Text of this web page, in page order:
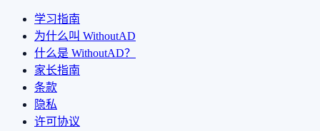
学习指南
为什么叫 WithoutAD
什么是 WithoutAD？
家长指南
条款
隐私
许可协议